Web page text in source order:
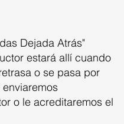
Dejada Atrás"
estará allí cuando
o se pasa por
o le acreditaremos el